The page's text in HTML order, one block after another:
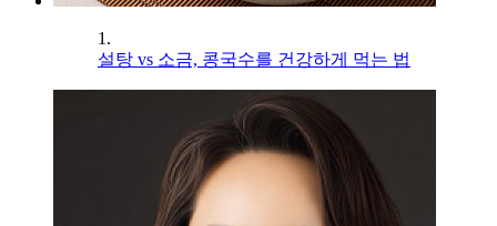
1.
설탕 vs 소금, 콩국수를 건강하게 먹는 법